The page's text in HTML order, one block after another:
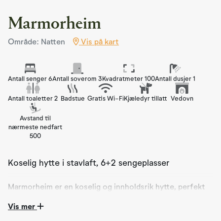
Marmorheim
Område: Natten Vis på kart
Antall senger 6Antall soverom 3Kvadratmeter 100Antall dusjer 1
Antall toaletter 2 Badstue Gratis Wi-FiKjæledyr tillatt Vedovn
Avstand til
nærmeste nedfart
500
Koselig hytte i stavlaft, 6+2 sengeplasser
Marmorheim er en koselig og innholdsrik hytte, perfekt
omgivelser. Hytta har delvis ski in/ski out, og når det er
Vis mer